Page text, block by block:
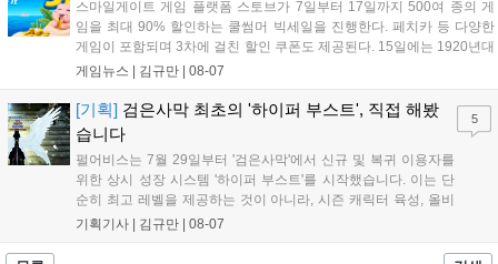
스마일게이트 게임 플랫폼 스토브가 7일부터 17일까지 500여 종의 게
임을 최대 90% 할인하는 쿨썸머 빅세일을 진행한다. 페치카 등 다양한
게임이 포함되며 3차에 걸친 할인 쿠폰도 제공된다. 15일에는 1920년대
경성 배경의 신작 그날의 신문이 출시되며, 15일부터 17일까지는 국내
은 공식 페이지에서 확인 가능하다....
게임뉴스 | 김규만 | 08-07
[기획] 검은사막 최초의 '하이퍼 부스트', 직접 해봤
습니다
펄어비스는 7월 29일부터 '검은사막'에서 신규 및 복귀 이용자를
위한 상시 성장 시스템 '하이퍼 부스트'를 시작했습니다. 이는 단
순히 최고 레벨을 제공하는 것이 아니라, 시즌 캐릭터 육성, 올비
아 아카데미 수료, 아침의 나라 설화 진행 등 4단계 과정을 통해
용자는 과제를 완수하며 동(V) 투발라 장비와 검은별 무기, 카라
기획기사 | 김규만 | 08-07
5